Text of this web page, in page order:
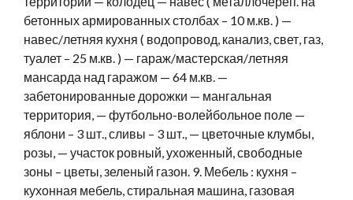
бетонных армированных столбах – 10 м.кв. ) —
навес/летняя кухня ( водопровод, канализ, свет, газ,
туалет – 25 м.кв. ) — гараж/мастерская/летняя
мансарда над гаражом — 64 м.кв. —
забетонированные дорожки — мангальная
территория, — футбольно-волейбольное поле —
яблони – 3 шт., сливы – 3 шт., — цветочные клумбы,
розы, — участок ровный, ухоженный, свободные
зоны – цветы, зеленый газон. 9. Мебель : кухня –
кухонная мебель, стиральная машина, газовая